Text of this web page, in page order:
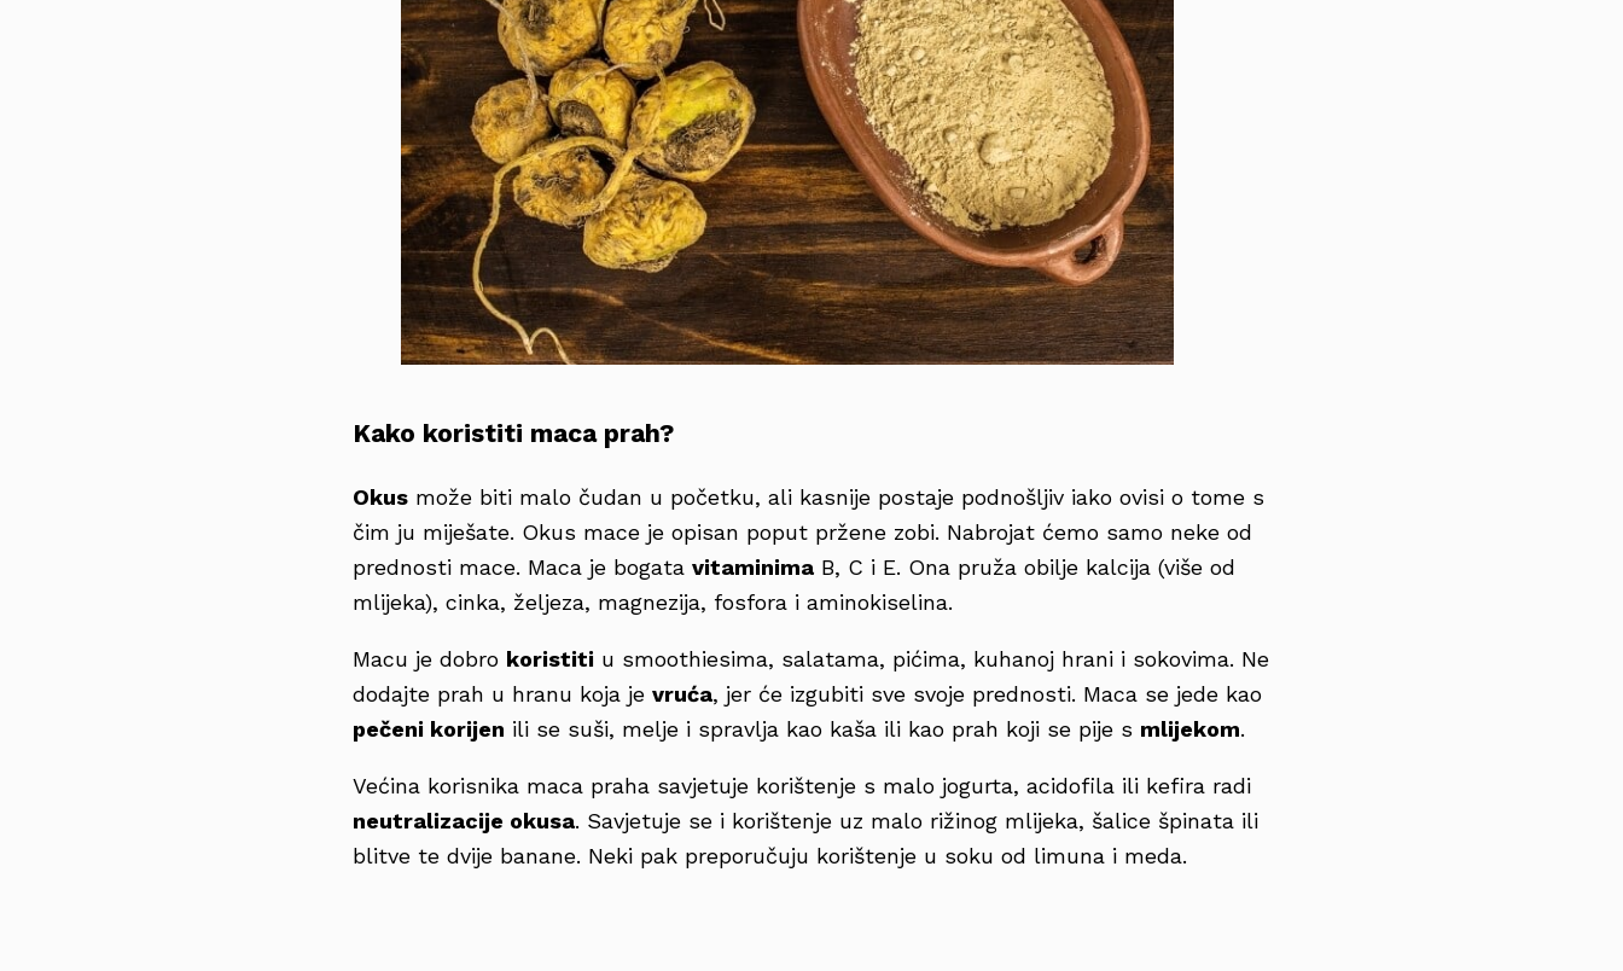
Kako koristiti maca prah?
Okus može biti malo čudan u početku, ali kasnije postaje podnošljiv iako ovisi o tome s
čim ju miješate. Okus mace je opisan poput pržene zobi. Nabrojat ćemo samo neke od
prednosti mace. Maca je bogata vitaminima B, C i E. Ona pruža obilje kalcija (više od
mlijeka), cinka, željeza, magnezija, fosfora i aminokiselina.
Macu je dobro koristiti u smoothiesima, salatama, pićima, kuhanoj hrani i sokovima. Ne
dodajte prah u hranu koja je vruća, jer će izgubiti sve svoje prednosti. Maca se jede kao
pečeni korijen ili se suši, melje i spravlja kao kaša ili kao prah koji se pije s mlijekom.
Većina korisnika maca praha savjetuje korištenje s malo jogurta, acidofila ili kefira radi
neutralizacije okusa. Savjetuje se i korištenje uz malo rižinog mlijeka, šalice špinata ili
blitve te dvije banane. Neki pak preporučuju korištenje u soku od limuna i meda.